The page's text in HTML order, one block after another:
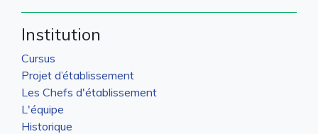
Institution
Cursus
Projet d’établissement
Les Chefs d'établissement
L'équipe
Historique